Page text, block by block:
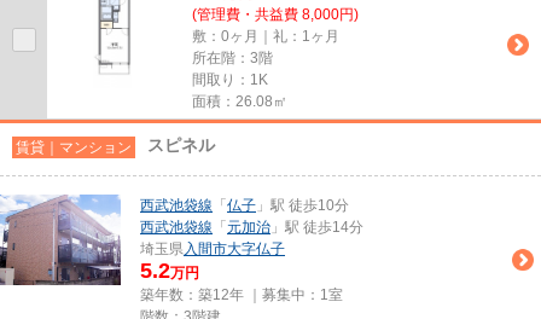
(管理費・共益費 8,000円)
敷：0ヶ月｜礼：1ヶ月
所在階：3階
間取り：1K
面積：26.08㎡
賃貸｜マンション スピネル
西武池袋線 「 仏子 」駅 徒歩10分
西武池袋線 「 元加治 」駅 徒歩14分
埼玉県入間市大字仏子
5.2万円
築年数：築12年 ｜募集中： 1室